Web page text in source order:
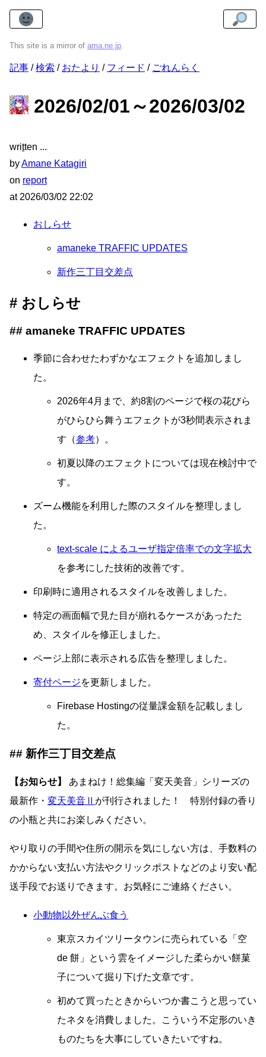
This site is a mirror of ama.ne.jp.
記事 検索 おたより フィード ごれんらく
2026/02/01～2026/03/02
written
byAmane Katagiri
on report
at 2026/03/02 22:02
おしらせ
amaneke TRAFFIC UPDATES
新作三丁目交差点
おしらせ
amaneke TRAFFIC UPDATES
季節に合わせたわずかなエフェクトを追加しまし
た。
2026年4月まで、約8割のページで桜の花びら
がひらひら舞うエフェクトが3秒間表示されま
す（参考）。
初夏以降のエフェクトについては現在検討中で
す。
ズーム機能を利用した際のスタイルを整理しまし
た。
text-scale によるユーザ指定倍率での文字拡大
を参考にした技術的改善です。
印刷時に適用されるスタイルを改善しました。
特定の画面幅で見た目が崩れるケースがあったた
め、スタイルを修正しました。
ページ上部に表示される広告を整理しました。
寄付ページを更新しました。
Firebase Hostingの従量課金額を記載しまし
た。
新作三丁目交差点
【お知らせ】
あまねけ！総集編「変天美音」シリーズの
最新作・ 変天美音Ⅱ が刊行されました！ 特別付録の香り
の小瓶と共にお楽しみください。
やり取りの手間や住所の開示を気にしない方は、手数料の
かからない支払い方法やクリックポストなどのより安い配
送手段でお送りできます。お気軽にご連絡ください。
小動物以外ぜんぶ食う
東京スカイツリータウンに売られている「空
de 餅」という雲をイメージした柔らかい餅菓
子について掘り下げた文章です。
初めて買ったときからいつか書こうと思ってい
たネタを消費しました。こういう不定形のいき
ものたちを大事にしていきたいですね。